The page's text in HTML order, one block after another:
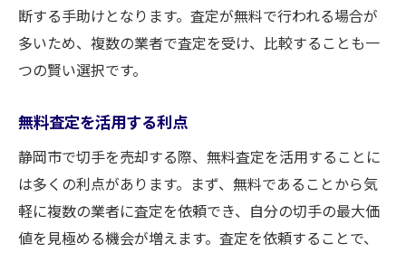
断する手助けとなります。査定が無料で行われる場合が
多いため、複数の業者で査定を受け、比較することも一
つの賢い選択です。
無料査定を活用する利点
静岡市で切手を売却する際、無料査定を活用することに
は多くの利点があります。まず、無料であることから気
軽に複数の業者に査定を依頼でき、自分の切手の最大価
値を見極める機会が増えます。査定を依頼することで、